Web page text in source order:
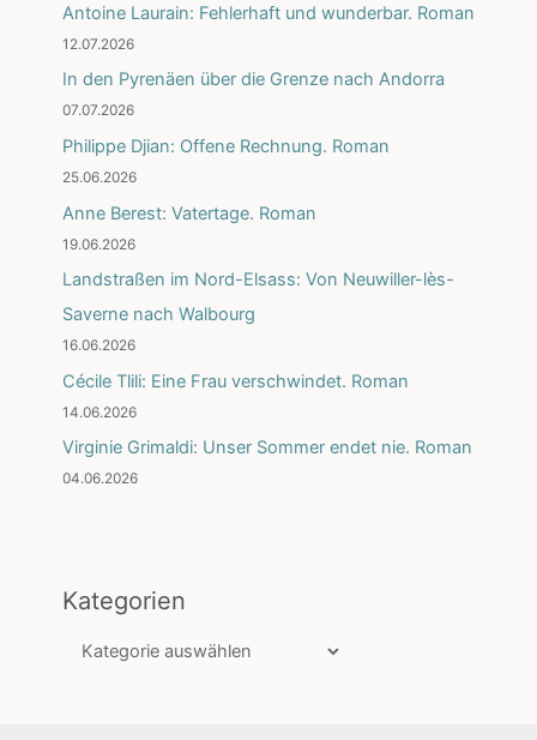
Antoine Laurain: Fehlerhaft und wunderbar. Roman
12.07.2026
In den Pyrenäen über die Grenze nach Andorra
07.07.2026
Philippe Djian: Offene Rechnung. Roman
25.06.2026
Anne Berest: Vatertage. Roman
19.06.2026
Landstraßen im Nord-Elsass: Von Neuwiller-lès-
Saverne nach Walbourg
16.06.2026
Cécile Tlili: Eine Frau verschwindet. Roman
14.06.2026
Virginie Grimaldi: Unser Sommer endet nie. Roman
04.06.2026
Kategorien